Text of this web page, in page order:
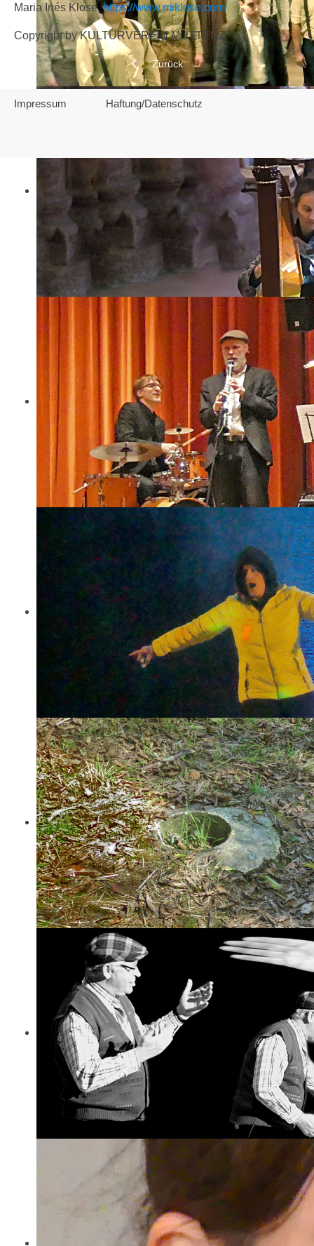
Maria Inés Klose,https://www.miklose.com
Copyright by KULTURVEREIN MUTTENZ
Vorheriger Beitrag: HAFTUNG UND
Zurück
Impressum Haftung/Datenschutz